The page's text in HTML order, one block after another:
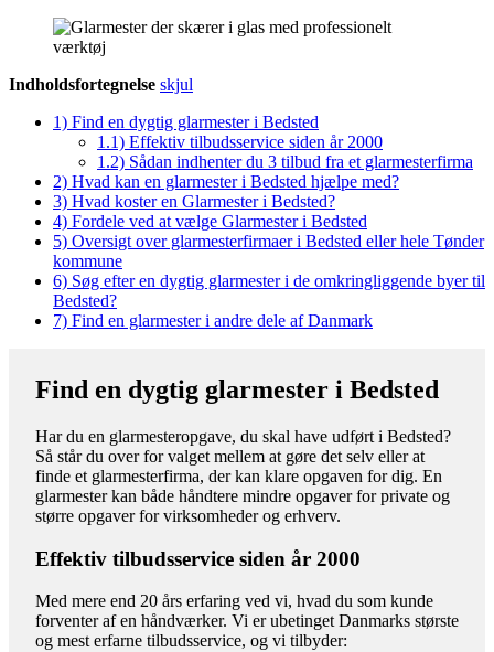
Indholdsfortegnelse skjul
1) Find en dygtig glarmester i Bedsted
1.1) Effektiv tilbudsservice siden år 2000
1.2) Sådan indhenter du 3 tilbud fra et glarmesterfirma
2) Hvad kan en glarmester i Bedsted hjælpe med?
3) Hvad koster en Glarmester i Bedsted?
4) Fordele ved at vælge Glarmester i Bedsted
5) Oversigt over glarmesterfirmaer i Bedsted eller hele Tønder
kommune
6) Søg efter en dygtig glarmester i de omkringliggende byer til
Bedsted?
7) Find en glarmester i andre dele af Danmark
Find en dygtig glarmester i Bedsted
Har du en glarmesteropgave, du skal have udført i Bedsted?
Så står du over for valget mellem at gøre det selv eller at
finde et glarmesterfirma, der kan klare opgaven for dig. En
glarmester kan både håndtere mindre opgaver for private og
større opgaver for virksomheder og erhverv.
Effektiv tilbudsservice siden år 2000
Med mere end 20 års erfaring ved vi, hvad du som kunde
forventer af en håndværker. Vi er ubetinget Danmarks største
og mest erfarne tilbudsservice, og vi tilbyder: